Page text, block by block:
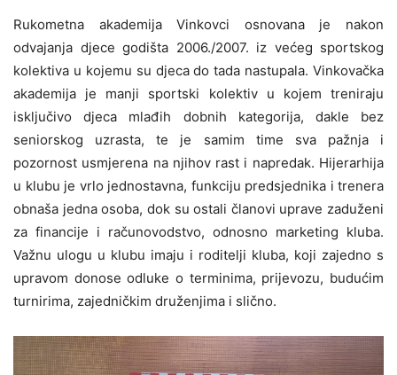
Rukometna akademija Vinkovci osnovana je nakon
odvajanja djece godišta 2006./2007. iz većeg sportskog
kolektiva u kojemu su djeca do tada nastupala. Vinkovačka
akademija je manji sportski kolektiv u kojem treniraju
isključivo djeca mlađih dobnih kategorija, dakle bez
seniorskog uzrasta, te je samim time sva pažnja i
pozornost usmjerena na njihov rast i napredak. Hijerarhija
u klubu je vrlo jednostavna, funkciju predsjednika i trenera
obnaša jedna osoba, dok su ostali članovi uprave zaduženi
za financije i računovodstvo, odnosno marketing kluba.
Važnu ulogu u klubu imaju i roditelji kluba, koji zajedno s
upravom donose odluke o terminima, prijevozu, budućim
turnirima, zajedničkim druženjima i slično.